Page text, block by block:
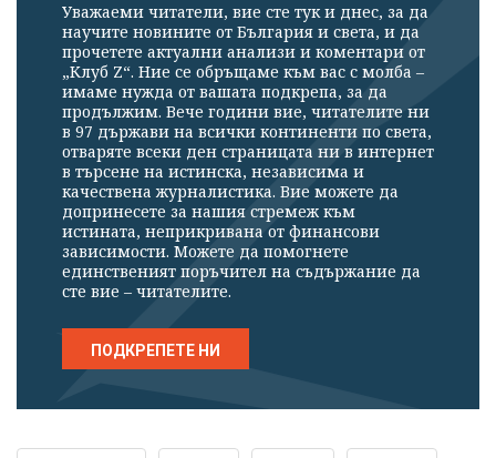
Уважаеми читатели, вие сте тук и днес, за да
научите новините от България и света, и да
прочетете актуални анализи и коментари от
„Клуб Z“. Ние се обръщаме към вас с молба –
имаме нужда от вашата подкрепа, за да
продължим. Вече години вие, читателите ни
в 97 държави на всички континенти по света,
отваряте всеки ден страницата ни в интернет
в търсене на истинска, независима и
качествена журналистика. Вие можете да
допринесете за нашия стремеж към
истината, неприкривана от финансови
зависимости. Можете да помогнете
единственият поръчител на съдържание да
сте вие – читателите.
ПОДКРЕПЕТЕ НИ